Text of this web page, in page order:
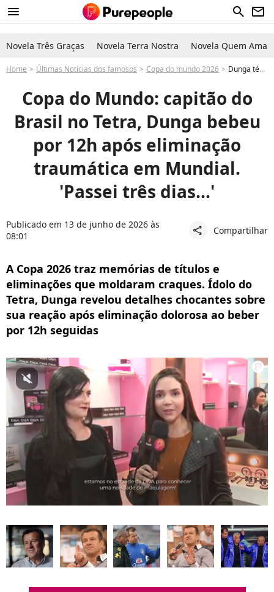
menu search newsletter
Novela Três Graças Novela Terra Nostra Novela Quem Ama
Home Últimas Notícias dos famosos Copa do mundo 2026 Dunga técnico do Brasil em Copa do Mundo e capitão do Tetra teve séria consequência ao beber por 12h após eliminação traumática: 'Fígado na cama'
Copa do Mundo: capitão do
Brasil no Tetra, Dunga bebeu
por 12h após eliminação
traumática em Mundial.
'Passei três dias...'
Publicado em 13 de junho de 2026 às
08:01
share Compartilhar
A Copa 2026 traz memórias de títulos e
eliminações que moldaram craques. Ídolo do
Tetra, Dunga revelou detalhes chocantes sobre
sua reação após eliminação dolorosa ao beber
por 12h seguidas